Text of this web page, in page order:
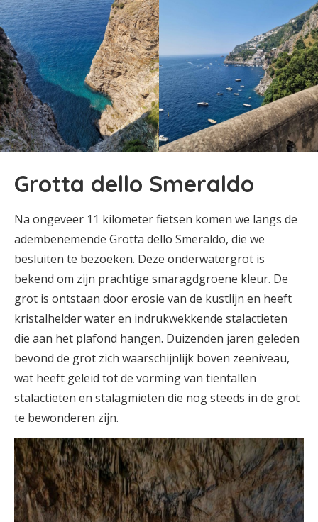
Grotta dello Smeraldo
Na ongeveer 11 kilometer fietsen komen we langs de
adembenemende Grotta dello Smeraldo, die we
besluiten te bezoeken. Deze onderwatergrot is
bekend om zijn prachtige smaragdgroene kleur. De
grot is ontstaan door erosie van de kustlijn en heeft
kristalhelder water en indrukwekkende stalactieten
die aan het plafond hangen. Duizenden jaren geleden
bevond de grot zich waarschijnlijk boven zeeniveau,
wat heeft geleid tot de vorming van tientallen
stalactieten en stalagmieten die nog steeds in de grot
te bewonderen zijn.